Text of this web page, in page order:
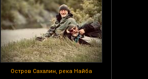
Остров Сахалин, река Найба